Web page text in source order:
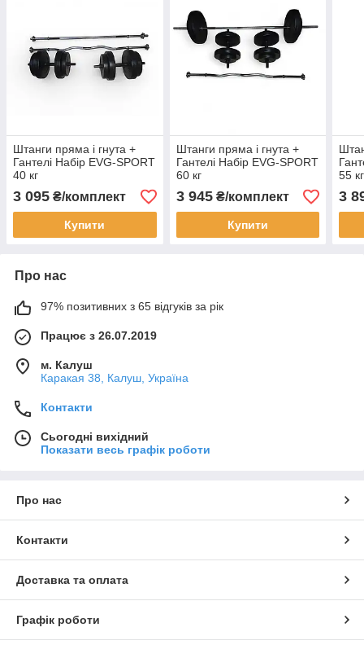
Штанги пряма і гнута +
Гантелі Набір EVG-SPORT
40 кг
3 095 ₴/комплект
Купити
Штанги пряма і гнута +
Гантелі Набір EVG-SPORT
60 кг
3 945₴/комплект
Купити
55 кг
3
Про нас
97% позитивних з 65 відгуків за рік
Працює з 26.07.2019
м. Калуш
Каракая 38, Калуш, Україна
Контакти
Сьогодні вихідний
Показати весь графік роботи
Про нас
Контакти
Доставка та оплата
Графік роботи